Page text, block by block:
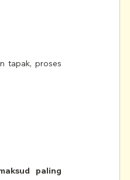
tapak, proses
paling